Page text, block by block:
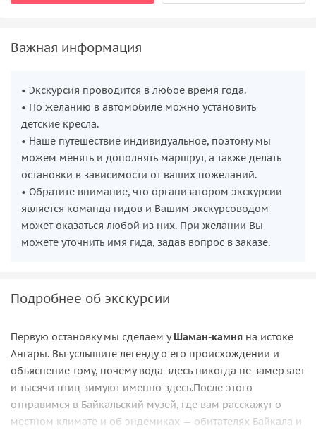
Важная информация
• Экскурсия проводится в любое время года.
• По желанию в автомобиле можно установить
детские кресла.
• Наше путешествие индивидуальное, поэтому мы
можем менять и дополнять маршрут, а также делать
остановки в зависимости от ваших пожеланий.
• Обратите внимание, что организатором экскурсии
является команда гидов и Вашим экскурсоводом
может оказаться любой из них. При желании Вы
можете уточнить имя гида, задав вопрос в заказе.
Подробнее об экскурсии
Первую остановку мы сделаем уШаман-камня на истоке
Ангары. Вы услышите легенду о его происхождении и
объяснение тому, почему вода здесь никогда не замерзает
и тысячи птиц зимуют именно здесь.После этого
отправимся в Байкальский музей, где вам расскажут о
местном климате и об эндемиках — обитателях Байкала и